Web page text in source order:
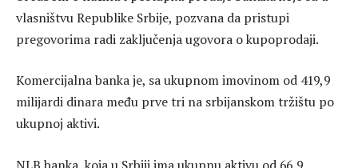
vlasništvu Republike Srbije, pozvana da pristupi
pregovorima radi zaključenja ugovora o kupoprodaji.
Komercijalna banka je, sa ukupnom imovinom od 419,9
milijardi dinara među prve tri na srbijanskom tržištu po
ukupnoj aktivi.